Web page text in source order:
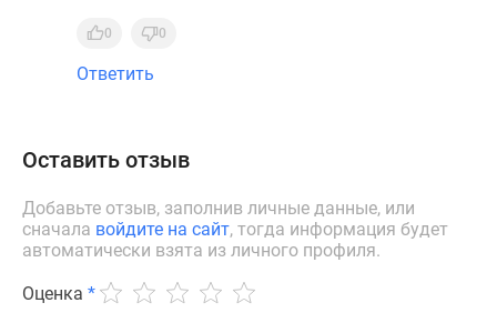
0 0
Ответить
Оставить отзыв
Добавьте отзыв, заполнив личные данные, или
сначала войдите на сайт, тогда информация будет
автоматически взята из личного профиля.
Оценка *